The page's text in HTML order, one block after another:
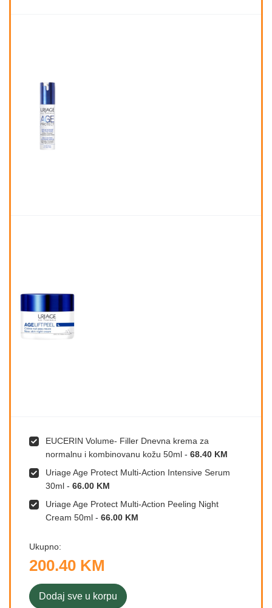
EUCERIN Volume- Filler Dnevna krema za
normalnu i kombinovanu kožu 50ml - 68.40 KM
Uriage Age Protect Multi-Action Intensive Serum
30ml - 66.00 KM
Uriage Age Protect Multi-Action Peeling Night
Cream 50ml - 66.00 KM
Ukupno:
200.40 KM
Dodaj sve u korpu